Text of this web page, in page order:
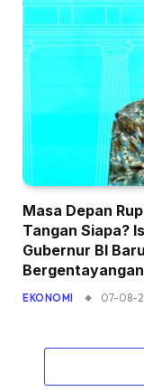
Masa Depan
Tangan Siapa?
Gubernur BI
EKONOMI 07-08-